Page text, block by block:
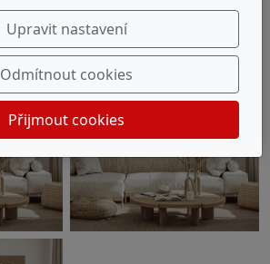
Upravit nastavení
Odmítnout cookies
Přijmout cookies